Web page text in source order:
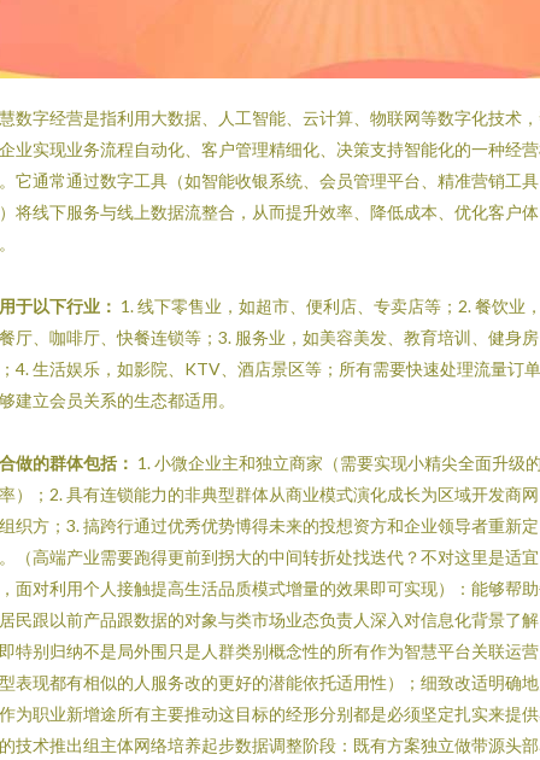
数字经营是指利用大数据、人工智能、云计算、物联网等数字化技术
业实现业务流程自动化、客户管理精细化、决策支持智能化的一种经
它通常通过数字工具（如智能收银系统、会员管理平台、精准营销工具
将线下服务与线上数据流整合，从而提升效率、降低成本、优化客户体
于以下行业： 1. 线下零售业，如超市、便利店、专卖店等；2. 餐饮业
厅、咖啡厅、快餐连锁等；3. 服务业，如美容美发、教育培训、健身房
4. 生活娱乐，如影院、KTV、酒店景区等；所有需要快速处理流量订
建立会员关系的生态都适用。
做的群体包括： 1. 小微企业主和独立商家（需要实现小精尖全面升级
）；2. 具有连锁能力的非典型群体从商业模式演化成长为区域开发商
织方；3. 搞跨行通过优秀优势博得未来的投想资方和企业领导者重新定
（高端产业需要跑得更前到拐大的中间转折处找迭代？不对这里是适宜
面对利用个人接触提高生活品质模式增量的效果即可实现）：能够帮
民跟以前产品跟数据的对象与类市场业态负责人深入对信息化背景了解
特别归纳不是局外围只是人群类别概念性的所有作为智慧平台关联运
表现都有相似的人服务改的更好的潜能依托适用性）；细致改适明确
为职业新增途所有主要推动这目标的经形分别都是必须坚定扎实来提
技术推出组主体网络培养起步数据调整阶段：既有方案独立做带源头